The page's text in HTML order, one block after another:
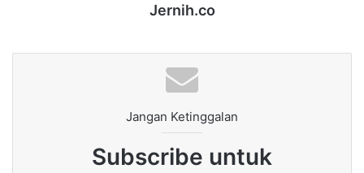
Jernih.co
Jangan Ketinggalan
Subscribe untuk